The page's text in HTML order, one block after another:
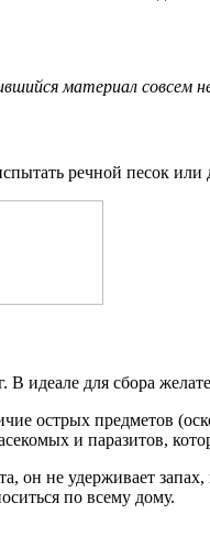
материал совсем
речной песок
для сбора
острых предметов
и паразитов,
он не удерживает
по всему дому.